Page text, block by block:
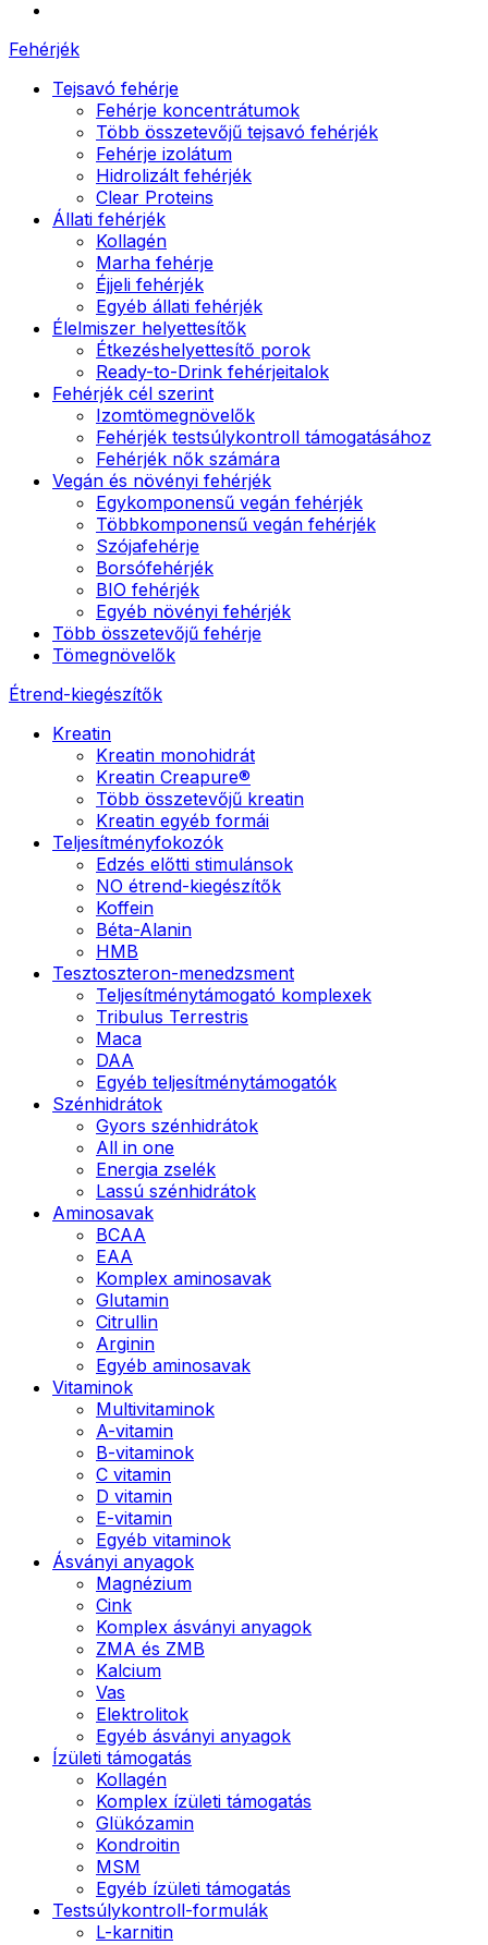
Fehérjék
Tejsavó fehérje
Fehérje koncentrátumok
Több összetevőjű tejsavó fehérjék
Fehérje izolátum
Hidrolizált fehérjék
Clear Proteins
Állati fehérjék
Kollagén
Marha fehérje
Éjjeli fehérjék
Egyéb állati fehérjék
Élelmiszer helyettesítők
Étkezéshelyettesítő porok
Ready-to-Drink fehérjeitalok
Fehérjék cél szerint
Izomtömegnövelők
Fehérjék testsúlykontroll támogatásához
Fehérjék nők számára
Vegán és növényi fehérjék
Egykomponensű vegán fehérjék
Többkomponensű vegán fehérjék
Szójafehérje
Borsófehérjék
BIO fehérjék
Egyéb növényi fehérjék
Több összetevőjű fehérje
Tömegnövelők
Étrend-kiegészítők
Kreatin
Kreatin monohidrát
Kreatin Creapure®
Több összetevőjű kreatin
Kreatin egyéb formái
Teljesítményfokozók
Edzés előtti stimulánsok
NO étrend-kiegészítők
Koffein
Béta-Alanin
HMB
Tesztoszteron-menedzsment
Teljesítménytámogató komplexek
Tribulus Terrestris
Maca
DAA
Egyéb teljesítménytámogatók
Szénhidrátok
Gyors szénhidrátok
All in one
Energia zselék
Lassú szénhidrátok
Aminosavak
BCAA
EAA
Komplex aminosavak
Glutamin
Citrullin
Arginin
Egyéb aminosavak
Vitaminok
Multivitaminok
A-vitamin
B-vitaminok
C vitamin
D vitamin
E-vitamin
Egyéb vitaminok
Ásványi anyagok
Magnézium
Cink
Komplex ásványi anyagok
ZMA és ZMB
Kalcium
Vas
Elektrolitok
Egyéb ásványi anyagok
Ízületi támogatás
Kollagén
Komplex ízületi támogatás
Glükózamin
Kondroitin
MSM
Egyéb ízületi támogatás
Testsúlykontroll-formulák
L-karnitin